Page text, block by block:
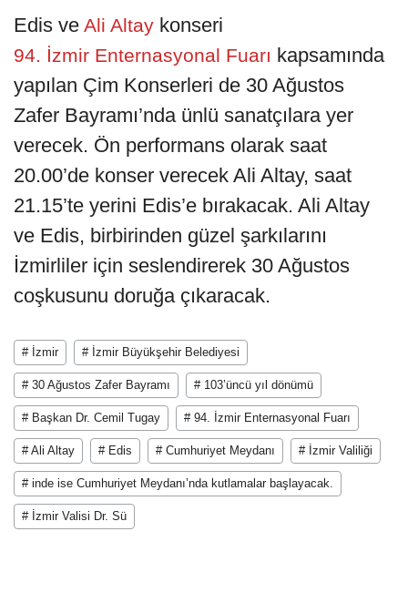
Edis ve Ali Altay konseri
94. İzmir Enternasyonal Fuarı kapsamında
yapılan Çim Konserleri de 30 Ağustos
Zafer Bayramı’nda ünlü sanatçılara yer
verecek. Ön performans olarak saat
20.00’de konser verecek Ali Altay, saat
21.15’te yerini Edis’e bırakacak. Ali Altay
ve Edis, birbirinden güzel şarkılarını
İzmirliler için seslendirerek 30 Ağustos
coşkusunu doruğa çıkaracak.
# İzmir # İzmir Büyükşehir Belediyesi
# 30 Ağustos Zafer Bayramı # 103’üncü yıl dönümü
# Başkan Dr. Cemil Tugay # 94. İzmir Enternasyonal Fuarı
# Ali Altay # Edis # Cumhuriyet Meydanı # İzmir Valiliği
# inde ise Cumhuriyet Meydanı’nda kutlamalar başlayacak.
# İzmir Valisi Dr. Sü